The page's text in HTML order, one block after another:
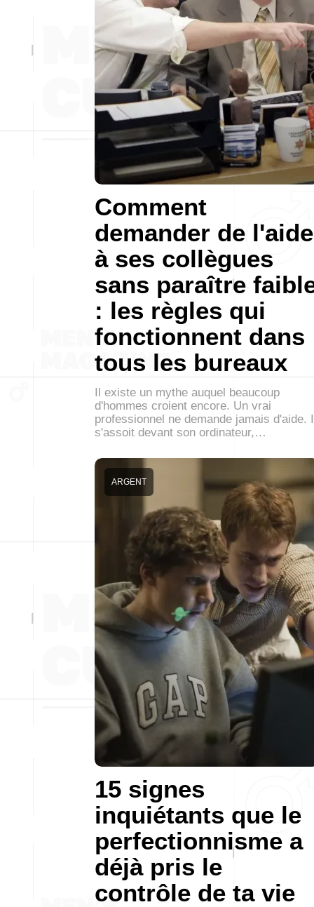
Comment
demander de l'aide
à ses collègues
sans paraître
: les règles qui
fonctionnent dans
tous les bureaux
Il existe un mythe auquel beaucoup
d'hommes croient encore. Un vrai
professionnel ne demande jamais d'aide.
s'assoit devant son ordinateur,…
15 signes
inquiétants que le
perfectionnisme a
déjà pris le
contrôle de ta vie
ARGENT